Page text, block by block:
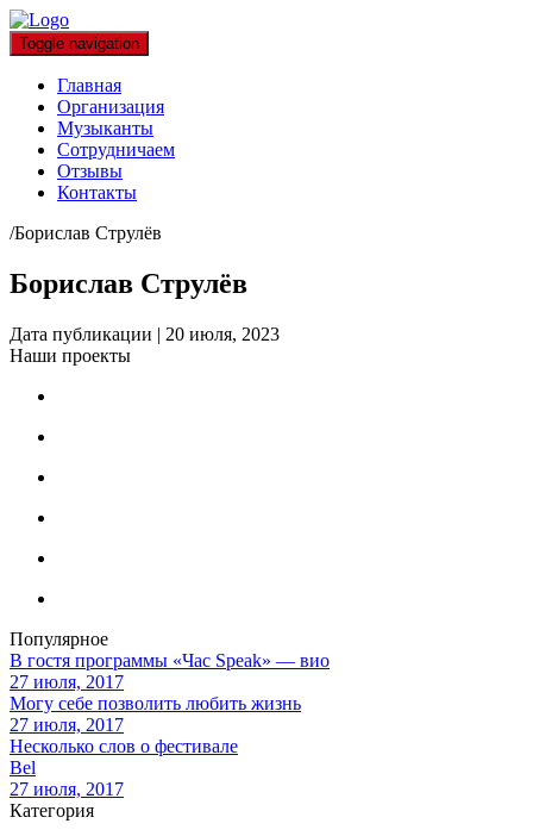
Toggle navigation
Главная
Организация
Музыканты
Сотрудничаем
Отзывы
Контакты
/Борислав Струлёв
Борислав Струлёв
Дата публикации | 20 июля, 2023
Наши проекты
Популярное
В гостя программы «Час Speak» — вио
27 июля, 2017
Могу себе позволить любить жизнь
27 июля, 2017
Несколько слов о фестивале
Bel
27 июля, 2017
Категория